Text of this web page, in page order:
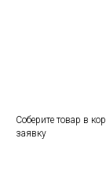
Соберите товар в
заявку